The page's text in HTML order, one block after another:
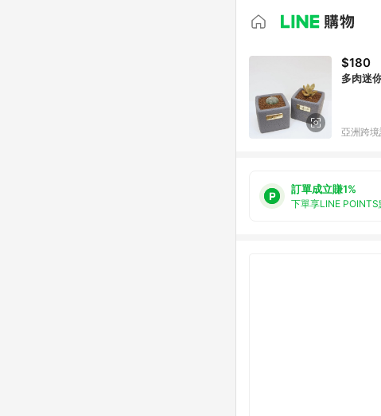
$180
多肉迷
亞洲跨
訂單成立賺1%
下單享LINE POINTS